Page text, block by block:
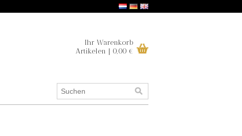
Ihr Warenkorb
Artikelen | 0,00 €